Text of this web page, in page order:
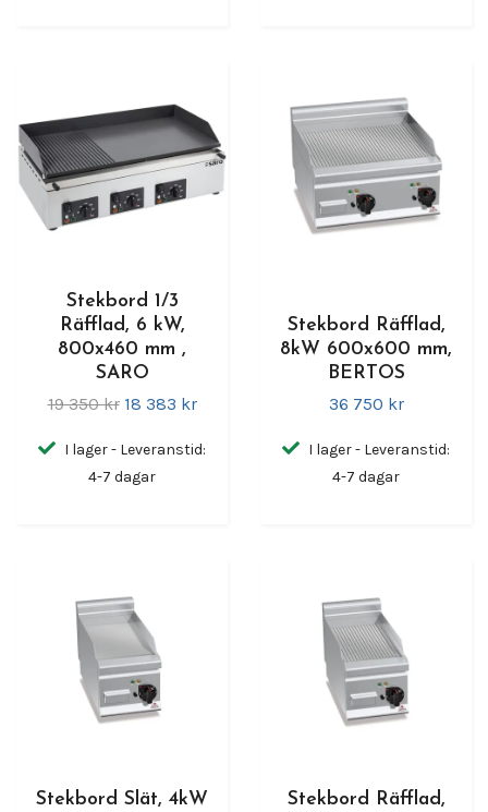
Stekbord 1/3
Räfflad, 6 kW,
800x460 mm ,
SARO
19 350 kr 18 383 kr
I lager - Leveranstid:
4-7 dagar
Stekbord Räfflad,
8kW 600x600 mm,
BERTOS
36 750 kr
I lager - Leveranstid:
4-7 dagar
Stekbord Slät, 4kW
Stekbord Räfflad,